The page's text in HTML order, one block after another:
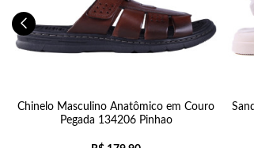
Chinelo Masculino Anatômico em Couro
Pegada 134206 Pinhao